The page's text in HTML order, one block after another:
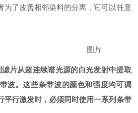
为了改善相邻染料的分离，它可以任意
滤片从超连续谱光源的白光发射中提取
波。这些条带波的颜色和强度均可调
平行激发时，必须同时使用一系列条带